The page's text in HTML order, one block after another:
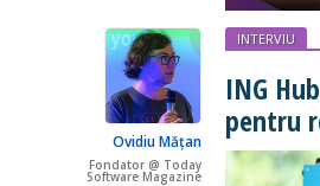
Ovidiu Mățan
Fondator @ Today
Software Magazine
INTERVIU
ING
pentru